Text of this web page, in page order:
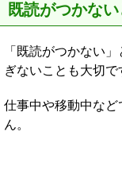
既読がつかな
「既読がつかない
ぎないことも大切で
仕事中や移動中な
ん。